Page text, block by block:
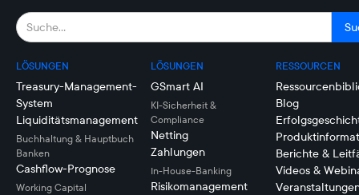
LÖSUNGEN
Treasury-Management-
System
Liquiditätsmanagement
Buchhaltung & Hauptbuch
Banken
Cashflow-Prognose
Working Capital
LÖSUNGEN
GSmart AI
KI-Sicherheit &
Compliance
Netting
Zahlungen
In-House-Banking
Risikomanagement
RESSOURCEN
Blog
Berichte &
Videos &